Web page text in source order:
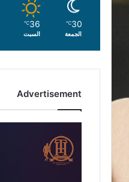
30
℃
الجمعة
36
℃
السبت
Advertisement